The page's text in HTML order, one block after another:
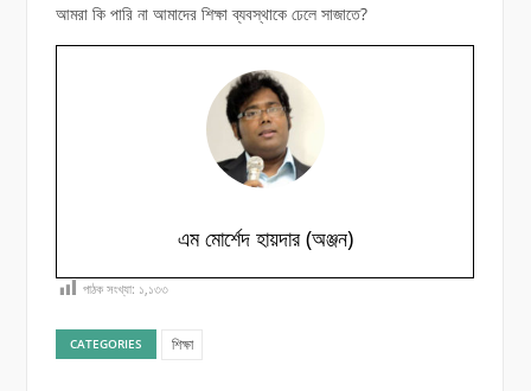
আমরা কি পারি না আমাদের শিক্ষা ব্যবস্থাকে ঢেলে সাজাতে?
এম মোর্শেদ হায়দার (অঞ্জন)
পাঠক সংখ্যা: ১,১৩৩
CATEGORIES শিক্ষা